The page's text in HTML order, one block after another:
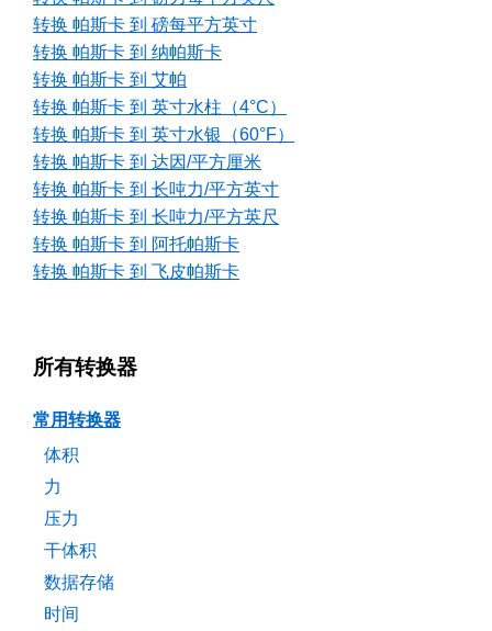
转换 帕斯卡 到 磅每平方英寸
转换 帕斯卡 到 纳帕斯卡
转换 帕斯卡 到 艾帕
转换 帕斯卡 到 英寸水柱（4°C）
转换 帕斯卡 到 英寸水银（60°F）
转换 帕斯卡 到 达因/平方厘米
转换 帕斯卡 到 长吨力/平方英寸
转换 帕斯卡 到 长吨力/平方英尺
转换 帕斯卡 到 阿托帕斯卡
转换 帕斯卡 到 飞皮帕斯卡
所有转换器
常用转换器
体积
力
压力
干体积
数据存储
时间